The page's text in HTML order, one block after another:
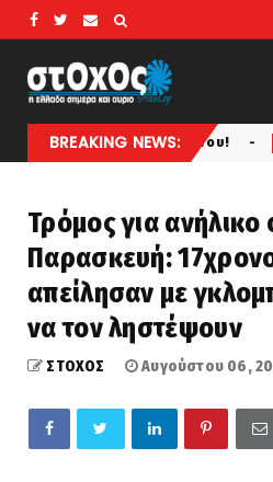
BREAKING NEWS:
κόμματος του! latest Ο
Τρόμος για ανήλικο
Παρασκευή:
απείλησαν με
να τον ληστέψουν
ΣΤΟΧΟΣ Αυγούστου 06,